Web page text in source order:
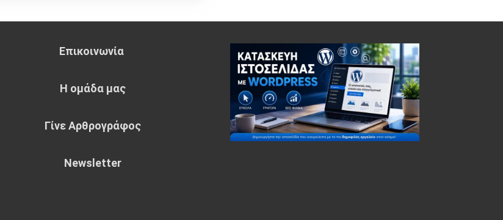
Επικοινωνία
Η ομάδα μας
Γίνε Αρθρογράφος
Newsletter